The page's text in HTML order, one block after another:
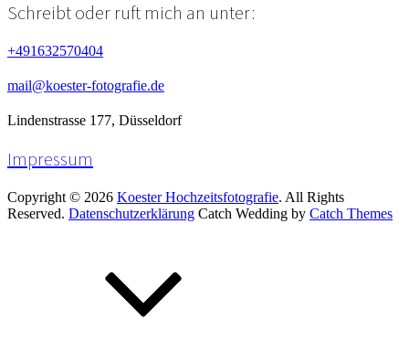
Schreibt oder ruft mich an unter:
+491632570404
mail@koester-fotografie.de
Lindenstrasse 177, Düsseldorf
Impressum
Copyright © 2026 Koester Hochzeitsfotografie. All Rights
Reserved. Datenschutzerklärung Catch Wedding by Catch Themes